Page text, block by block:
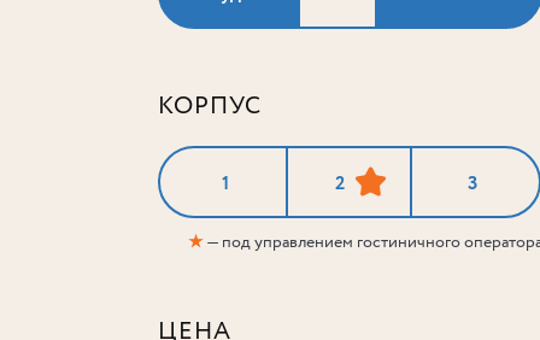
КОРПУС
1 2 3
★— под управлением гостиничного
ЦЕНА